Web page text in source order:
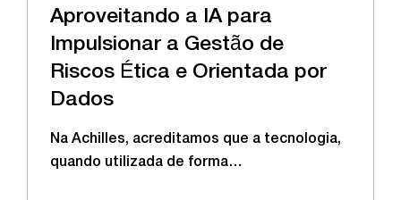
Aproveitando a IA para
Impulsionar a Gestão de
Riscos Ética e Orientada por
Dados
Na Achilles, acreditamos que a tecnologia,
quando utilizada de forma…